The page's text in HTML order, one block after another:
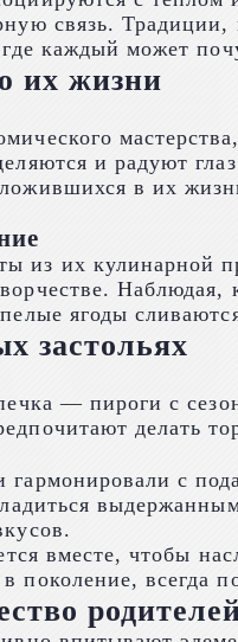
связь.
каждый может
их жизни
и радуют
в их
их кулинарной
ягоды
застольях
— пироги с
делать
с
вместе, чтобы
всегда